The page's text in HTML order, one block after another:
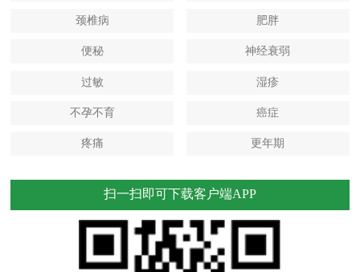
颈椎病 肥胖
便秘 神经衰弱
过敏 湿疹
不孕不育 癌症
疼痛 更年期
扫一扫即可下载客户端APP